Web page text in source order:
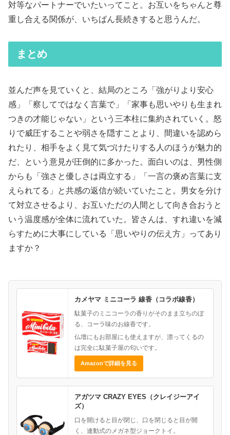
対等なパートナーでいたいってこと。お互いをちゃんと尊
重し合える関係が、いちばん長続きすると思うんだ。
まとめ
並んだ声を見ていくと、結局のところ「強がりより安心
感」「察してではなく言葉で」「家事も思いやりも生まれ
つきの才能じゃない」という三本柱に集約されていく。怒
りで威圧することや弱さを隠すことより、間違いを認めら
れたり、相手をよく見て気づけたりする人のほうが魅力的
だ、という意見が圧倒的に多かった。面白いのは、男性側
からも「強さと優しさは両立する」「一言の褒め言葉に支
えられてる」と共感の返信が続いていたこと。男女を分け
て対立させるより、お互いただの人間として向き合おうと
いう温度感が全体に流れていた。皆さんは、すれ違いを減
らすために大事にしている「思いやりの伝え方」ってあり
ますか？
カメヤマ ミニコーラ 線香（コラボ線香）
駄菓子のミニコーラの香りがそのまま立ちのぼ
る、コーラ味のお線香です。
仏壇にもお部屋にも使えますが、漂ってくるの
は完全に駄菓子屋の匂いです。
Amazonで詳細を見る
アガツマ CRAZY EYES（クレイジーアイ
ズ）
口を開けると目が閉じ、口を閉じると目が開
く、連動式のメガネ型ジョークトイ。